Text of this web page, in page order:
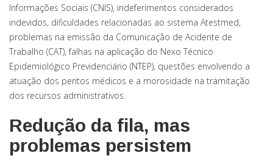
Informações Sociais (CNIS), indeferimentos considerados
indevidos, dificuldades relacionadas ao sistema Atestmed,
problemas na emissão da Comunicação de Acidente de
Trabalho (CAT), falhas na aplicação do Nexo Técnico
Epidemiológico Previdenciário (NTEP), questões envolvendo a
atuação dos peritos médicos e a morosidade na tramitação
dos recursos administrativos.
Redução da fila, mas
problemas persistem